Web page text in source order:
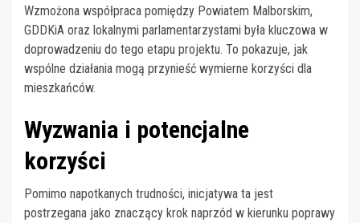
Wzmożona współpraca pomiędzy Powiatem Malborskim,
GDDKiA oraz lokalnymi parlamentarzystami była kluczowa w
doprowadzeniu do tego etapu projektu. To pokazuje, jak
wspólne działania mogą przynieść wymierne korzyści dla
mieszkańców.
Wyzwania i potencjalne
korzyści
Pomimo napotkanych trudności, inicjatywa ta jest
postrzegana jako znaczący krok naprzód w kierunku poprawy